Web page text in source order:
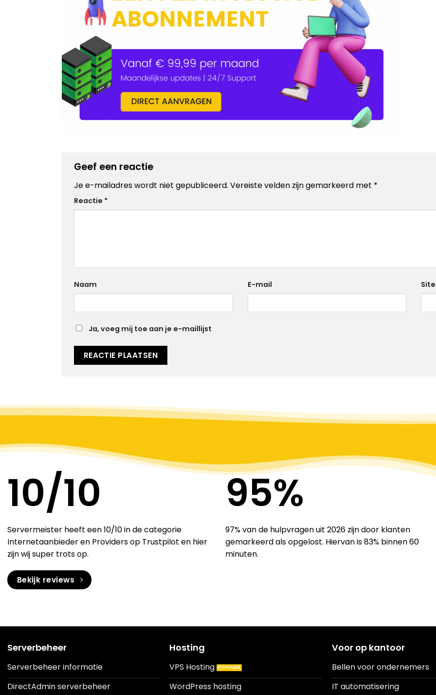
Geef een reactie
Je e-mailadres wordt niet gepubliceerd. Vereiste velden zijn gemarkeerd met *
Reactie *
Naam E-mail Site
Ja, voeg mij toe aan je e-maillijst
Alternative:
10/10
Servermeister heeft een 10/10 in de categorie
Internetaanbieder en Providers op Trustpilot en hier
zijn wij super trots op.
Bekijk reviews
97%
97% van de hulpvragen uit 2026 zijn door klanten
gemarkeerd als opgelost. Hiervan is 83% binnen 60
minuten.
Serverbeheer
Serverbeheer informatie
DirectAdmin serverbeheer
Hosting
VPS Hosting
WordPress hosting
Voor op kantoor
Bellen voor ondernemers
IT automatisering